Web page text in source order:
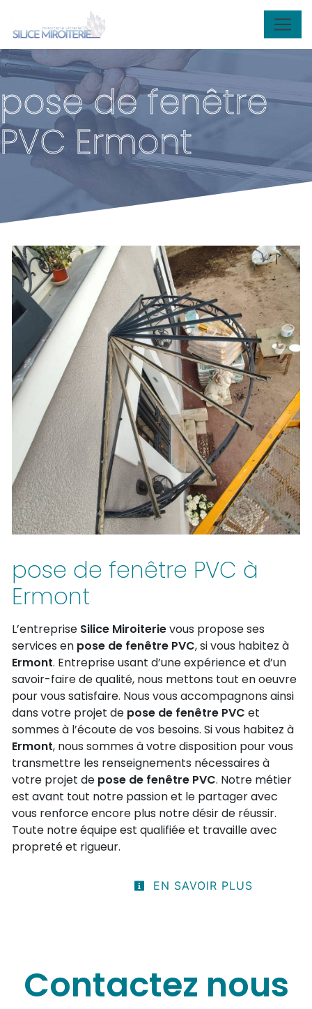
pose de fenêtre
PVC Ermont
pose de fenêtre PVC à
Ermont
L’entreprise Silice Miroiterievous propose ses
services en pose de fenêtre PVC, si vous habitez à
Ermont. Entreprise usant d’une expérience et d’un
savoir-faire de qualité, nous mettons tout en oeuvre
pour vous satisfaire. Nous vous accompagnons ainsi
dans votre projet de pose de fenêtre PVC et
sommes à l’écoute de vos besoins. Si vous habitez à
Ermont, nous sommes à votre disposition pour vous
transmettre les renseignements nécessaires à
votre projet de pose de fenêtre PVC. Notre métier
est avant tout notre passion et le partager avec
vous renforce encore plus notre désir de réussir.
Toute notre équipe est qualifiée et travaille avec
propreté et rigueur.
EN SAVOIR PLUS
Contactez nous
Panneau de gestion des cookies